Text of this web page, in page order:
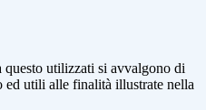
utilizzati si avvalgono di
ed utili alle finalità illustrate nella